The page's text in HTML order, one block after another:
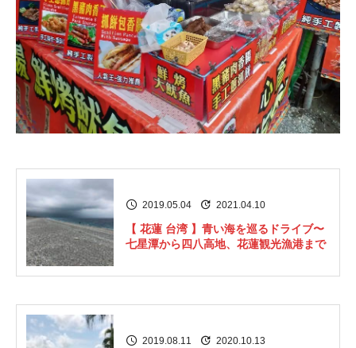
2019.05.04 2021.04.10
【 花蓮 台湾 】青い海を巡るドライブ〜
七星潭から四八高地、花蓮観光漁港まで
2019.08.11 2020.10.13